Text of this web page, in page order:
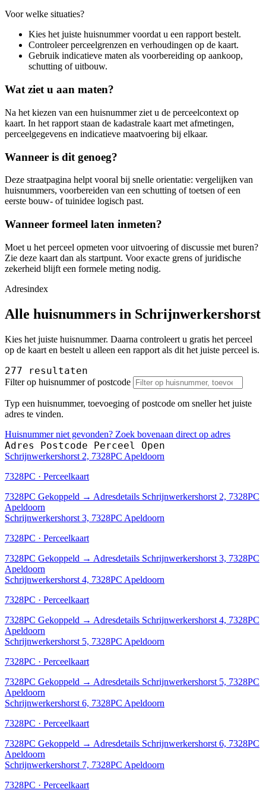
Voor welke situaties?
Kies het juiste huisnummer voordat u een rapport bestelt.
Controleer perceelgrenzen en verhoudingen op de kaart.
Gebruik indicatieve maten als voorbereiding op aankoop,
schutting of uitbouw.
Wat ziet u aan maten?
Na het kiezen van een huisnummer ziet u de perceelcontext op
kaart. In het rapport staan de kadastrale kaart met afmetingen,
perceelgegevens en indicatieve maatvoering bij elkaar.
Wanneer is dit genoeg?
Deze straatpagina helpt vooral bij snelle orientatie: vergelijken van
huisnummers, voorbereiden van een schutting of toetsen of een
eerste bouw- of tuinidee logisch past.
Wanneer formeel laten inmeten?
Moet u het perceel opmeten voor uitvoering of discussie met buren?
Zie deze kaart dan als startpunt. Voor exacte grens of juridische
zekerheid blijft een formele meting nodig.
Adresindex
Alle huisnummers in Schrijnwerkershorst
Kies het juiste huisnummer. Daarna controleert u gratis het perceel
op de kaart en bestelt u alleen een rapport als dit het juiste perceel is.
277 resultaten
Filter op huisnummer of postcode
Typ een huisnummer, toevoeging of postcode om sneller het juiste
adres te vinden.
Huisnummer niet gevonden? Zoek bovenaan direct op adres
Adres Postcode Perceel Open
Schrijnwerkershorst 2, 7328PC Apeldoorn
7328PC · Perceelkaart
7328PC Gekoppeld → Adresdetails Schrijnwerkershorst 2, 7328PC
Apeldoorn
Schrijnwerkershorst 3, 7328PC Apeldoorn
7328PC · Perceelkaart
7328PC Gekoppeld → Adresdetails Schrijnwerkershorst 3, 7328PC
Apeldoorn
Schrijnwerkershorst 4, 7328PC Apeldoorn
7328PC · Perceelkaart
7328PC Gekoppeld → Adresdetails Schrijnwerkershorst 4, 7328PC
Apeldoorn
Schrijnwerkershorst 5, 7328PC Apeldoorn
7328PC · Perceelkaart
7328PC Gekoppeld → Adresdetails Schrijnwerkershorst 5, 7328PC
Apeldoorn
Schrijnwerkershorst 6, 7328PC Apeldoorn
7328PC · Perceelkaart
7328PC Gekoppeld → Adresdetails Schrijnwerkershorst 6, 7328PC
Apeldoorn
Schrijnwerkershorst 7, 7328PC Apeldoorn
7328PC · Perceelkaart